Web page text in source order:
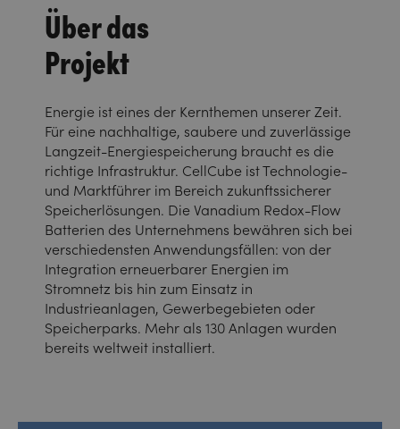
Über das
Projekt
Energie ist eines der Kernthemen unserer Zeit.
Für eine nachhaltige, saubere und zuverlässige
Langzeit-Energiespeicherung braucht es die
richtige Infrastruktur. CellCube ist Technologie-
und Marktführer im Bereich zukunftssicherer
Speicherlösungen. Die Vanadium Redox-Flow
Batterien des Unternehmens bewähren sich bei
verschiedensten Anwendungsfällen: von der
Integration erneuerbarer Energien im
Stromnetz bis hin zum Einsatz in
Industrieanlagen, Gewerbegebieten oder
Speicherparks. Mehr als 130 Anlagen wurden
bereits weltweit installiert.